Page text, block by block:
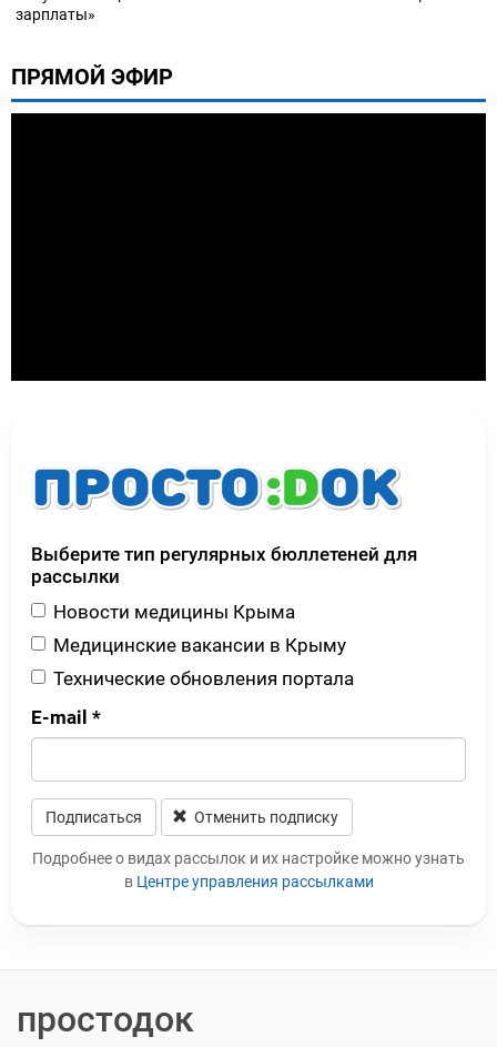
зарплаты»
ПРЯМОЙ ЭФИР
Выберите тип регулярных бюллетеней для
рассылки
Новости медицины Крыма
Медицинские вакансии в Крыму
Технические обновления портала
E-mail *
Подписаться Отменить подписку
Leave this field blank
Подробнее о видах рассылок и их настройке можно узнать
в Центре управления рассылками
простодок